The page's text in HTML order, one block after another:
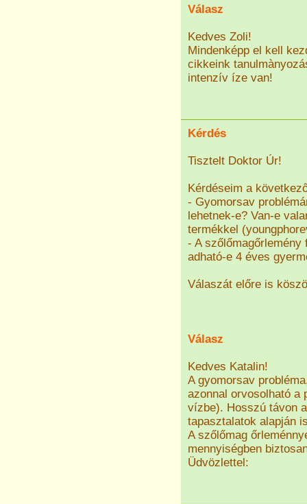
Válasz
Kedves Zoli!
Mindenképp el kell
cikkeink
intenzív íze van!
Kérdés
Tisztelt Doktor Úr!
Kérdéseim a
- Gyomorsav
lehetnek-e? Van-e
termékkel
- A
adható-e 4 éves
Válaszát előre is
Válasz
Kedves Katalin!
A gyomorsav
azonnal orvosolható a
vízbe). Hosszú távon
tapasztalatok alapján
A szőlőmag
mennyiségben
Üdvözlettel: